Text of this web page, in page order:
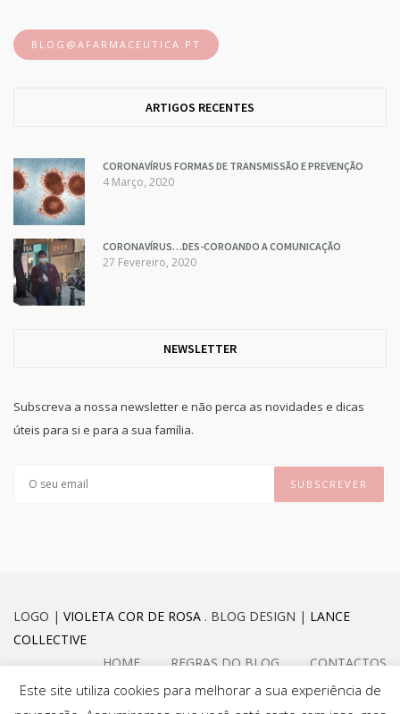
BLOG@AFARMACEUTICA.PT
ARTIGOS RECENTES
CORONAVÍRUS FORMAS DE TRANSMISSÃO E PREVENÇÃO
4 Março, 2020
CORONAVÍRUS…DES-COROANDO A COMUNICAÇÃO
27 Fevereiro, 2020
NEWSLETTER
Subscreva a nossa newsletter e não perca as novidades e dicas
úteis para si e para a sua família.
LOGO | VIOLETA COR DE ROSA . BLOG DESIGN | LANCE
COLLECTIVE
HOME
REGRAS DO BLOG CONTACTOS
Este site utiliza cookies para melhorar a sua experiência de